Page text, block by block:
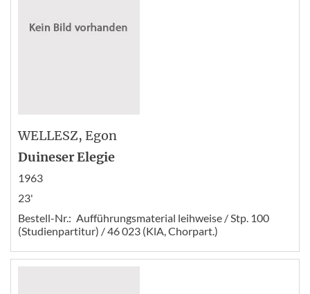
WELLESZ, Egon
Duineser Elegie
1963
23'
Bestell-Nr.: Aufführungsmaterial leihweise / Stp. 100
(Studienpartitur) / 46 023 (KlA, Chorpart.)